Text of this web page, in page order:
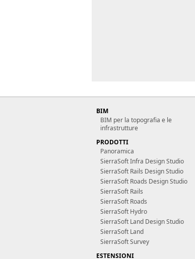
BIM
BIM per la topografia e le
infrastrutture
PRODOTTI
Panoramica
SierraSoft Infra Design Studio
SierraSoft Rails Design Studio
SierraSoft Roads Design Studio
SierraSoft Rails
SierraSoft Roads
SierraSoft Hydro
SierraSoft Land Design Studio
SierraSoft Land
SierraSoft Survey
ESTENSIONI